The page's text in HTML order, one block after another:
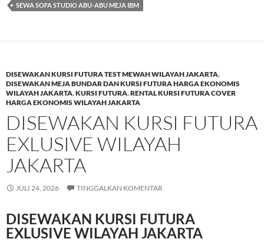
SEWA SOFA STUDIO ABU-ABU MEJA IBM
DISEWAKAN KURSI FUTURA TEST MEWAH WILAYAH JAKARTA,
DISEWAKAN MEJA BUNDAR DAN KURSI FUTURA HARGA EKONOMIS
WILAYAH JAKARTA,KURSI FUTURA,RENTAL KURSI FUTURA COVER
HARGA EKONOMIS WILAYAH JAKARTA
DISEWAKAN KURSI FUTURA
EXLUSIVE WILAYAH
JAKARTA
JULI 24, 2026 TINGGALKAN KOMENTAR
DISEWAKAN KURSI FUTURA
EXLUSIVE WILAYAH JAKARTA